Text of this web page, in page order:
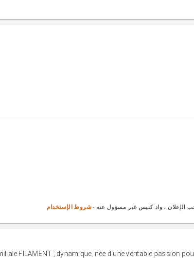
الإعلان ، واد كنيس غير مسؤول عنه - شروط الإستخدام
FILAMENT , dynamique, née d'une véritable passion